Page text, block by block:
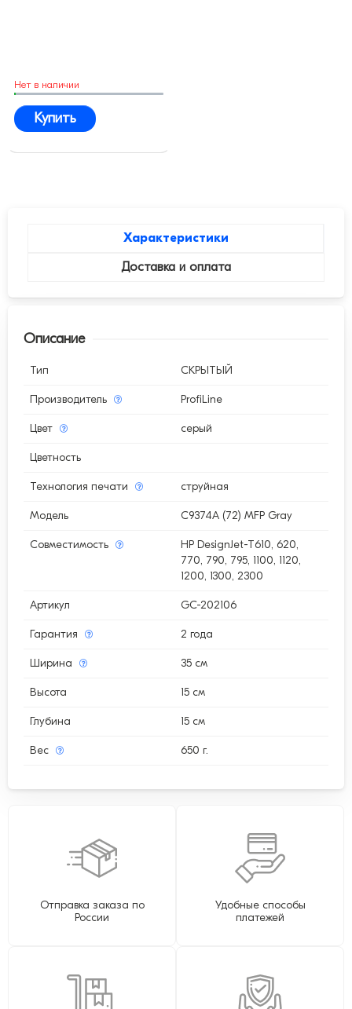
Нет в наличии
Купить
Характеристики
Доставка и оплата
Описание
Тип СКРЫТЫЙ
Производитель ProfiLine
Цвет серый
Цветность
Технология печати струйная
Модель C9374A (72) MFP Gray
Совместимость
HP DesignJet-T610, 620,
770, 790, 795, 1100, 1120,
1200, 1300, 2300
Артикул GC-202106
Гарантия 2 года
Ширина 35 см
Высота 15 см
Глубина 15 см
Вес 650 г.
Отправка заказа по
России
Удобные способы
платежей